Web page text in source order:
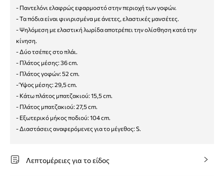
- Παντελόνι ελαφρώς εφαρμοστό στην περιοχή των γοφών.
- Τα πόδια είναι φινιρισμένα με άνετες, ελαστικές μανσέτες.
- Ψηλόμεση με ελαστική λωρίδα αποτρέπει την ολίσθηση κατά την
κίνηση.
- Δύο τσέπες στο πλάι.
- Πλάτος μέσης: 36 cm.
- Πλάτος γοφών: 52 cm.
- Ύψος μέσης: 29,5 cm.
- Κάτω πλάτος μπατζακιού: 15,5 cm.
- Πλάτος μπατζακιού: 27,5 cm.
- Εξωτερικό μήκος ποδιού: 104 cm.
- Διαστάσεις αναφερόμενες για το μέγεθος: S.
Λεπτομέρειες για το είδος